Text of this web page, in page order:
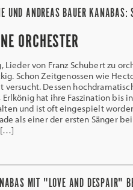
UND ANDREAS BAUER KANABAS:
ORCHESTER
Lieder von Franz Schubert zu
Schon Zeitgenossen wie
versucht. Dessen
hat ihre Faszination bis
und ist oft eingespielt
als einer der ersten Sänger bei
[…]
MIT "LOVE AND DESPAIR"